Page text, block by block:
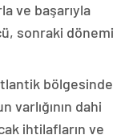
ve başarıyla
sonraki dönemi
bölgesinde
varlığının dahi
ihtilafların ve